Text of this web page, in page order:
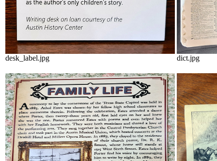
desk_label.jpg dict.jpg